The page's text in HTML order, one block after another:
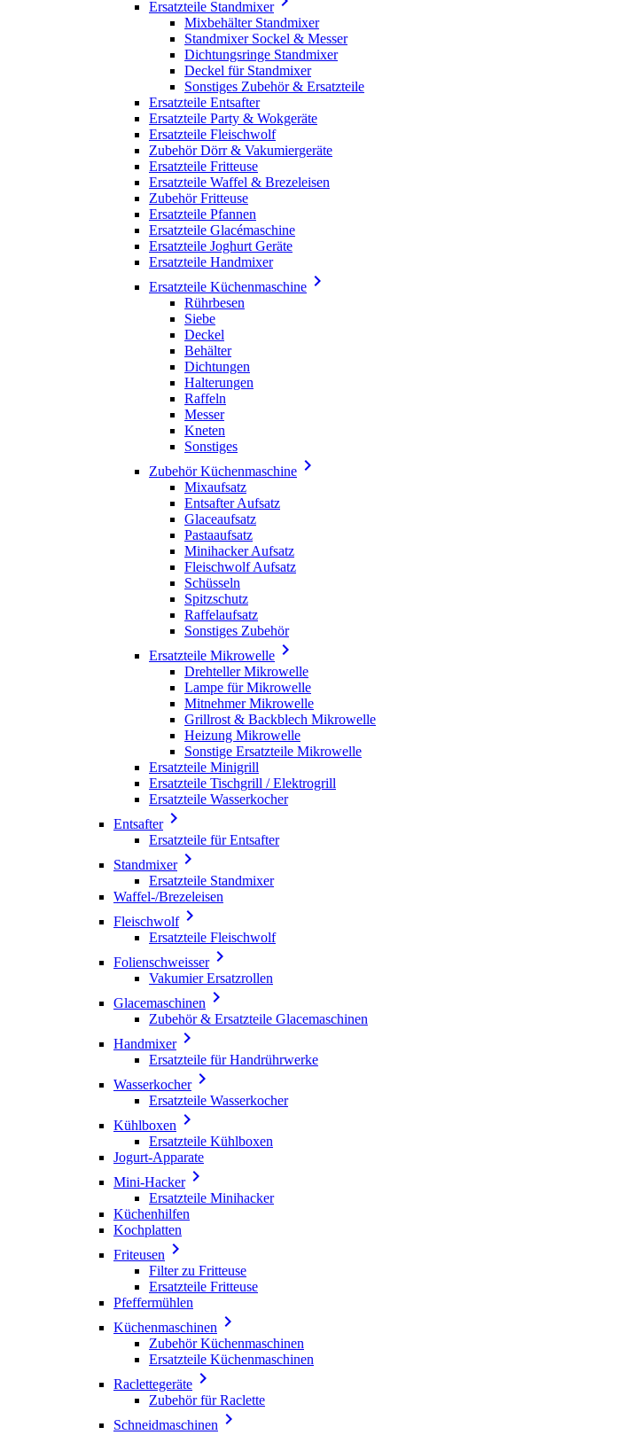
Ersatzteile Standmixer
Mixbehälter Standmixer
Standmixer Sockel & Messer
Dichtungsringe Standmixer
Deckel für Standmixer
Sonstiges Zubehör & Ersatzteile
Ersatzteile Entsafter
Ersatzteile Party & Wokgeräte
Ersatzteile Fleischwolf
Zubehör Dörr & Vakumiergeräte
Ersatzteile Fritteuse
Ersatzteile Waffel & Brezeleisen
Zubehör Fritteuse
Ersatzteile Pfannen
Ersatzteile Glacémaschine
Ersatzteile Joghurt Geräte
Ersatzteile Handmixer
Ersatzteile Küchenmaschine 
Rührbesen
Siebe
Deckel
Behälter
Dichtungen
Halterungen
Raffeln
Messer
Kneten
Sonstiges
Zubehör Küchenmaschine 
Mixaufsatz
Entsafter Aufsatz
Glaceaufsatz
Pastaaufsatz
Minihacker Aufsatz
Fleischwolf Aufsatz
Schüsseln
Spitzschutz
Raffelaufsatz
Sonstiges Zubehör
Ersatzteile Mikrowelle 
Drehteller Mikrowelle
Lampe für Mikrowelle
Mitnehmer Mikrowelle
Grillrost & Backblech Mikrowelle
Heizung Mikrowelle
Sonstige Ersatzteile Mikrowelle
Ersatzteile Minigrill
Ersatzteile Tischgrill / Elektrogrill
Ersatzteile Wasserkocher
Entsafter
Ersatzteile für Entsafter
Standmixer
Ersatzteile Standmixer
Waffel-/Brezeleisen
Fleischwolf
Ersatzteile Fleischwolf
Folienschweisser
Vakumier Ersatzrollen
Glacemaschinen 
Zubehör & Ersatzteile Glacemaschinen
Handmixer
Ersatzteile für Handrührwerke
Wasserkocher
Ersatzteile Wasserkocher
Kühlboxen 
Ersatzteile Kühlboxen
Jogurt-Apparate
Mini-Hacker
Ersatzteile Minihacker
Küchenhilfen
Kochplatten
Friteusen 
Filter zu Fritteuse
Ersatzteile Fritteuse
Pfeffermühlen
Küchenmaschinen 
Zubehör Küchenmaschinen
Ersatzteile Küchenmaschinen
Raclettegeräte 
Zubehör für Raclette
Schneidmaschinen 